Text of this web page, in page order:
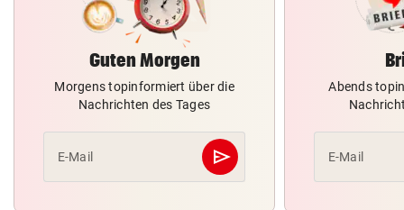
Guten Morgen
Morgens topinformiert über die
Nachrichten des Tages
E-Mail send
Abschicken
Abends
E-Mail